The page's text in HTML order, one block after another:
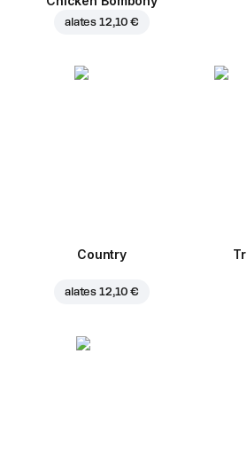
alates 12,10 €
Country
alates 12,10 €